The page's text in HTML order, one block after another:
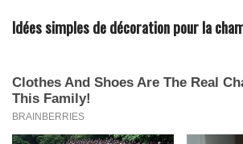
Idées simples de décoration pour la